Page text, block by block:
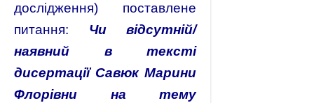
дослідження) поставлене
питання: Чи відсутній/
наявний в тексті
дисертації Савюк Марини
Флорівни на тему